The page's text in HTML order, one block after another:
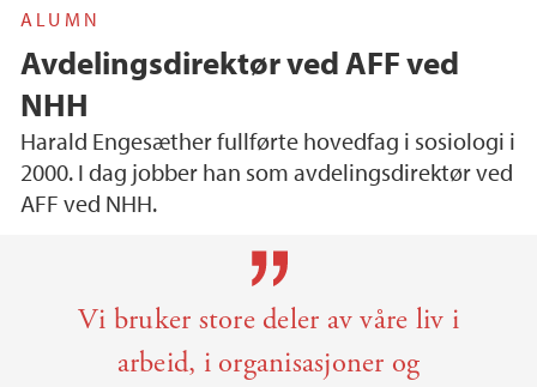
ALUMN
Avdelingsdirektør ved AFF ved
NHH
Harald Engesæther fullførte hovedfag i sosiologi i
2000. I dag jobber han som avdelingsdirektør ved
AFF ved NHH.
Vi bruker store deler av våre liv i
arbeid, i organisasjoner og